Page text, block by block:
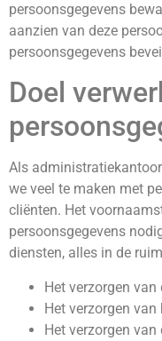
persoonsgegevens
aanzien van deze
persoonsgegevens
Doel
Als
we veel te maken met
cliënten. Het
persoonsgegevens
diensten, alles in de
Het verzorgen
Het verzorgen van
Het verzorgen